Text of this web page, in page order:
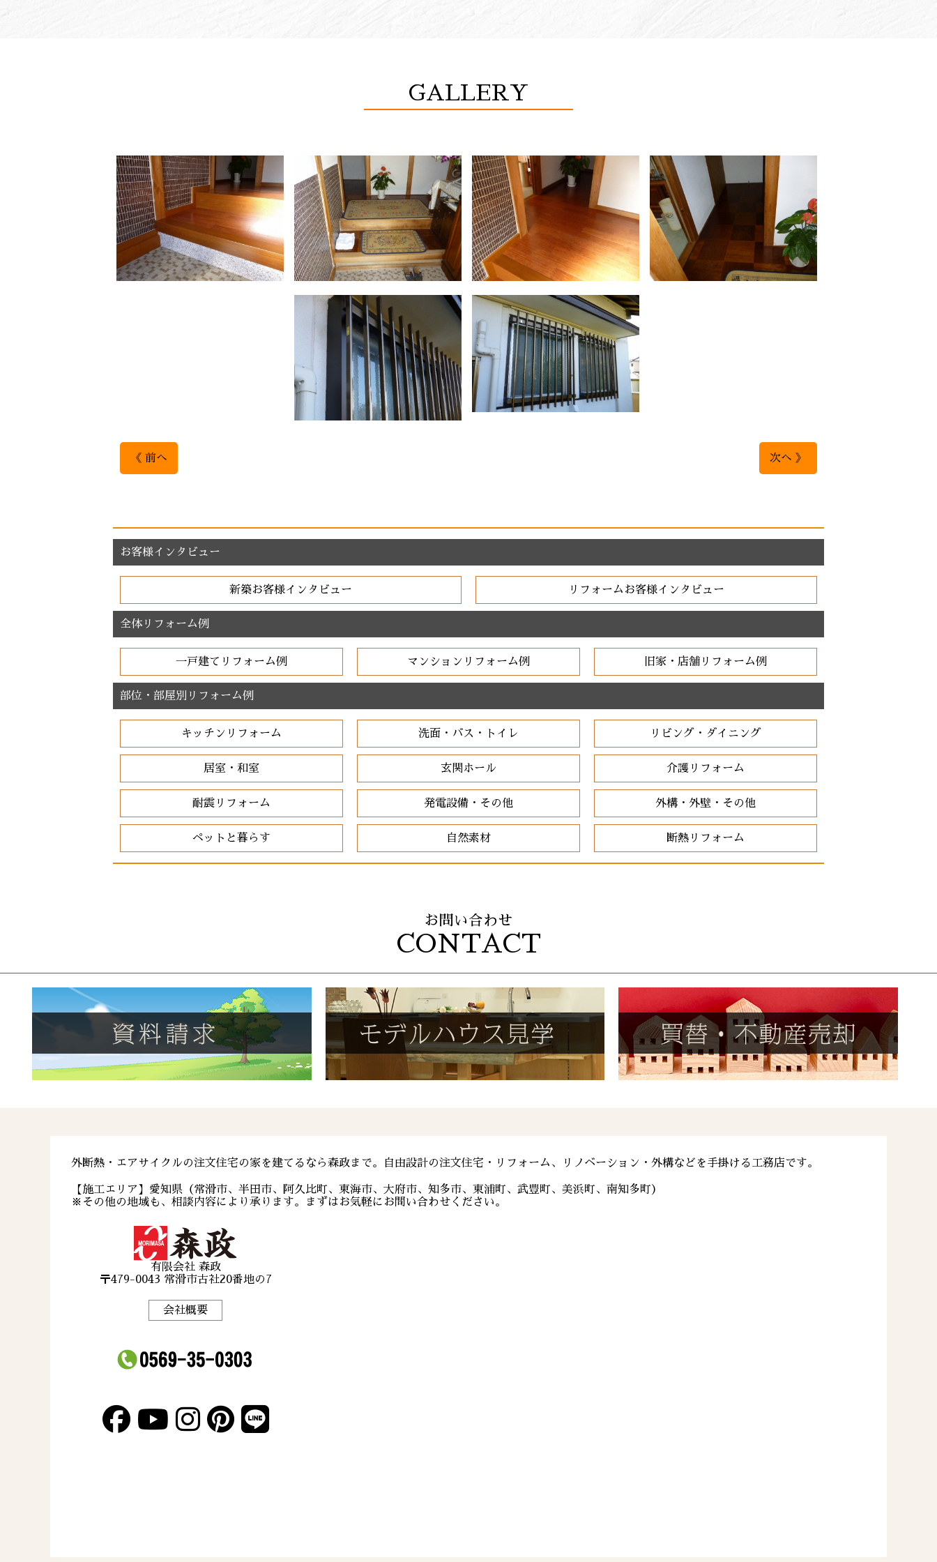
GALLERY
《 前へ 次へ 》
お客様インタビュー
新築お客様インタビュー リフォームお客様インタビュー
全体リフォーム例
一戸建てリフォーム例 マンションリフォーム例 旧家・店舗リフォーム例
部位・部屋別リフォーム例
キッチンリフォーム 洗面・バス・トイレ リビング・ダイニング
居室・和室 玄関ホール 介護リフォーム
耐震リフォーム 発電設備・その他 外構・外壁・その他
ペットと暮らす 自然素材 断熱リフォーム
お問い合わせ
CONTACT
外断熱・エアサイクルの注文住宅の家を建てるなら森政まで。自由設計の注文住宅・リフォーム、リノベーション・外構などを手掛ける工務店です。
【施工エリア】愛知県（常滑市、半田市、阿久比町、東海市、大府市、知多市、東浦町、武豊町、美浜町、南知多町）
※その他の地域も、相談内容により承ります。まずはお気軽にお問い合わせください。
有限会社 森政
〒479-0043 常滑市古社20番地の7
会社概要